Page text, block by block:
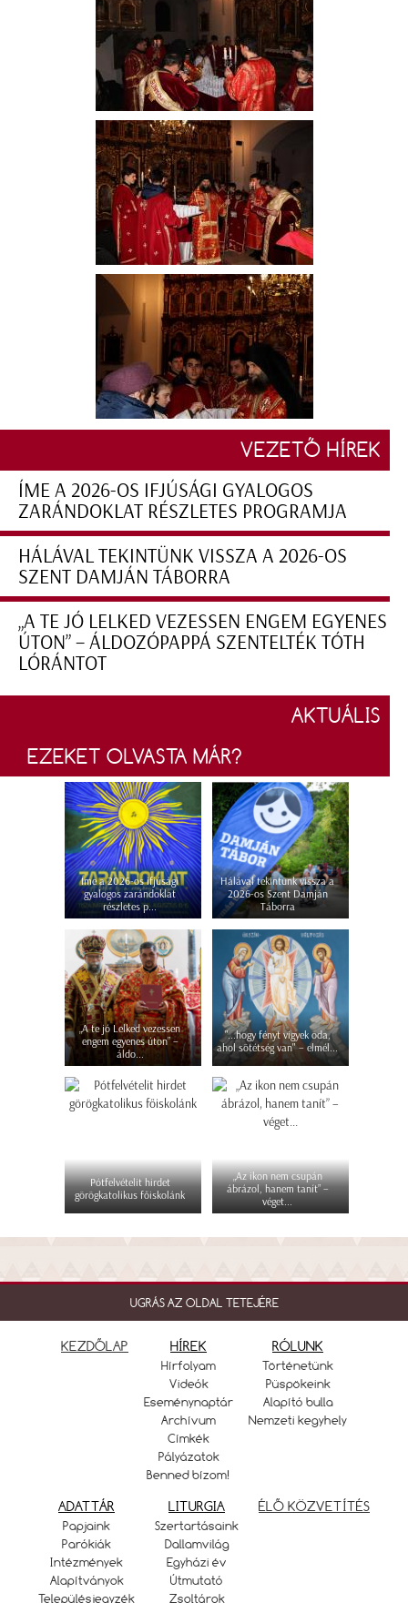
VEZETŐ HÍREK
ÍME A 2026-OS IFJÚSÁGI GYALOGOS
ZARÁNDOKLAT RÉSZLETES PROGRAMJA
HÁLÁVAL TEKINTÜNK VISSZA A 2026-OS
SZENT DAMJÁN TÁBORRA
„A TE JÓ LELKED VEZESSEN ENGEM EGYENES
ÚTON” – ÁLDOZÓPAPPÁ SZENTELTÉK TÓTH
LÓRÁNTOT
AKTUÁLIS
EZEKET OLVASTA MÁR?
Íme a 2026-os ifjúsági
gyalogos zarándoklat
részletes p...
Hálával tekintünk vissza a
2026-os Szent Damján
Táborra
„A te jó Lelked vezessen
engem egyenes úton” –
áldo...
"...hogy fényt vigyek oda,
ahol sötétség van" – elmél...
Pótfelvételit hirdet
görögkatolikus főiskolánk
„Az ikon nem csupán
ábrázol, hanem tanít” –
véget...
UGRÁS AZ OLDAL TETEJÉRE
KEZDŐLAP HÍREK
Hírfolyam
Videók
Eseménynaptár
Archívum
Címkék
Pályázatok
Benned bízom!
RÓLUNK
Történetünk
Püspökeink
Alapító bulla
Nemzeti kegyhely
ADATTÁR
Papjaink
Parókiák
Intézmények
Alapítványok
Településjegyzék
LITURGIA
Szertartásaink
Dallamvilág
Egyházi év
Útmutató
Zsoltárok
ÉLŐ KÖZVETÍTÉS